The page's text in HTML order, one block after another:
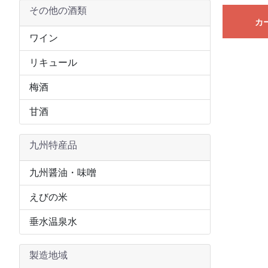
その他の酒類
ワイン
リキュール
梅酒
甘酒
九州特産品
九州醤油・味噌
えびの米
垂水温泉水
製造地域
カ